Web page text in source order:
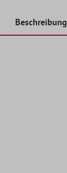
Beschreibung